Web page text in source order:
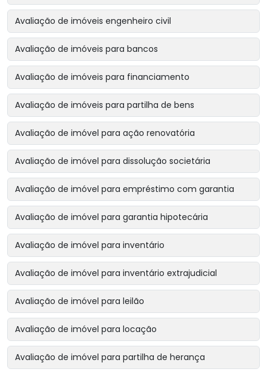
Avaliação de imóveis engenheiro civil
Avaliação de imóveis para bancos
Avaliação de imóveis para financiamento
Avaliação de imóveis para partilha de bens
Avaliação de imóvel para ação renovatória
Avaliação de imóvel para dissolução societária
Avaliação de imóvel para empréstimo com garantia
Avaliação de imóvel para garantia hipotecária
Avaliação de imóvel para inventário
Avaliação de imóvel para inventário extrajudicial
Avaliação de imóvel para leilão
Avaliação de imóvel para locação
Avaliação de imóvel para partilha de herança